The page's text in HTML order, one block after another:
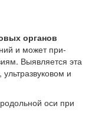
годы. Она
об этом на
служба по
органов
и может при­
Выявляет­ся эта
и
оси при